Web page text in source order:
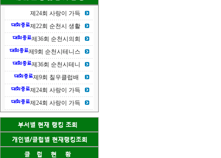
제24회 사랑이 가득
제22회 순천시 생활
제36회 순천시의회
제9회 순천시테니스
제36회 순천시테니
제9회 칠우클럽배
제24회 사랑이 가득
제24회 사랑이 가득